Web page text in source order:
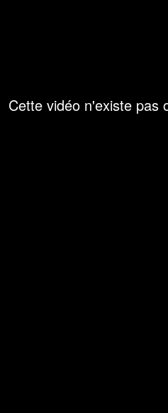
Cette vidéo n'existe pas